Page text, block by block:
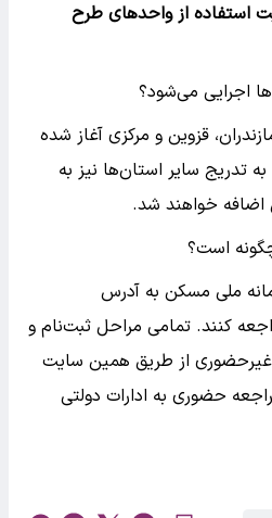
استفاده از واحد‌های طرح
اجرایی می‌شود؟
قزوین و مرکزی آغاز شده
تدریج سایر استان‌ها نیز به
خواهند شد.
است؟
ملی مسکن به آدرس
کنند. تمامی مراحل ثبت‌نام و
غیرحضوری از طریق همین سایت
حضوری به ادارات دولتی